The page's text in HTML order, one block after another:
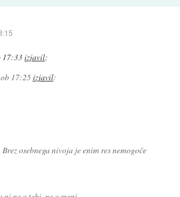
17:33izjavil:
17:25izjavil:
osebnega nivoja je enim res nemogoče